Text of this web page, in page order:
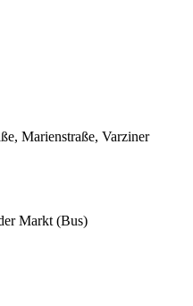
Marienstraße, Varziner
Markt (Bus)